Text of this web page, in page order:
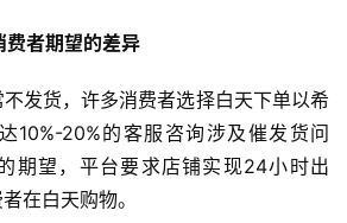
者期望的差异
发货，许多消费者选择白天下单以希
10%-20%的客服咨询涉及催发货问
期望，平台要求店铺实现24小时出
在白天购物。